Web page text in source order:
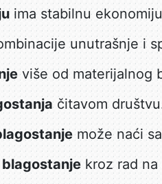
ima stabilnu
unutrašnje i
više od materijalnog
čitavom
može naći
blagostanjekroz rad na